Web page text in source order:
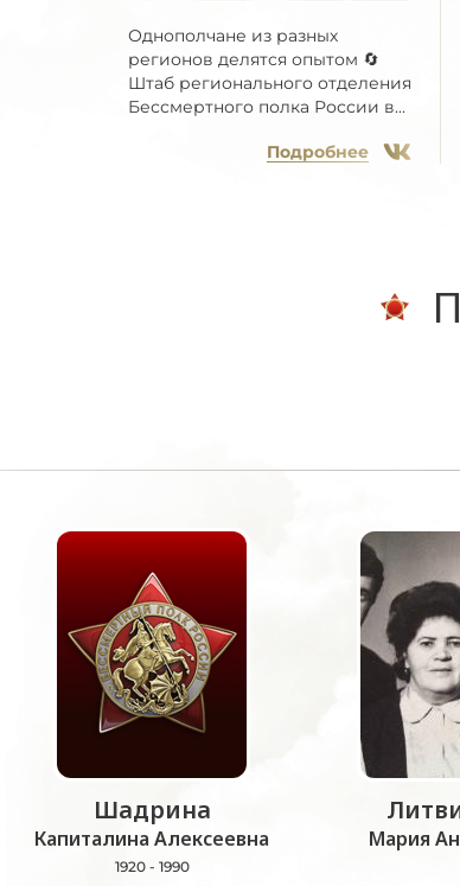
Однополчане из разных
регионов делятся опытом 🔄
Штаб регионального отделения
Бессмертного полка России в...
Подробнее
Шадрина
Капиталина Алексеевна
1920 - 1990
Мария